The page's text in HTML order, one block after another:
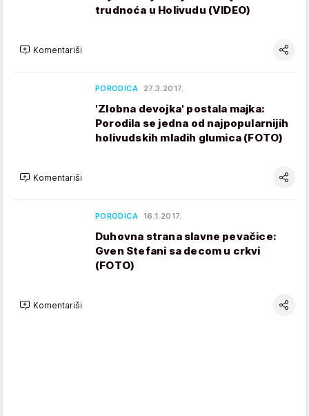
trudnoća u Holivudu (VIDEO)
Komentariši
PORODICA 27.3.2017.
'Zlobna devojka' postala majka:
Porodila se jedna od najpopularnijih
holivudskih mladih glumica (FOTO)
Komentariši
PORODICA 16.1.2017.
Duhovna strana slavne pevačice:
Gven Stefani sa decom u crkvi
(FOTO)
Komentariši